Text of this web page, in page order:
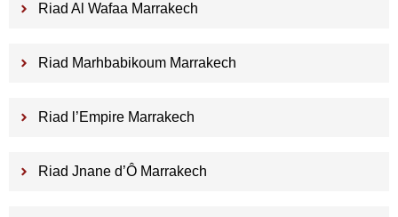
Riad Al Wafaa Marrakech
Riad Marhbabikoum Marrakech
Riad l’Empire Marrakech
Riad Jnane d’Ô Marrakech